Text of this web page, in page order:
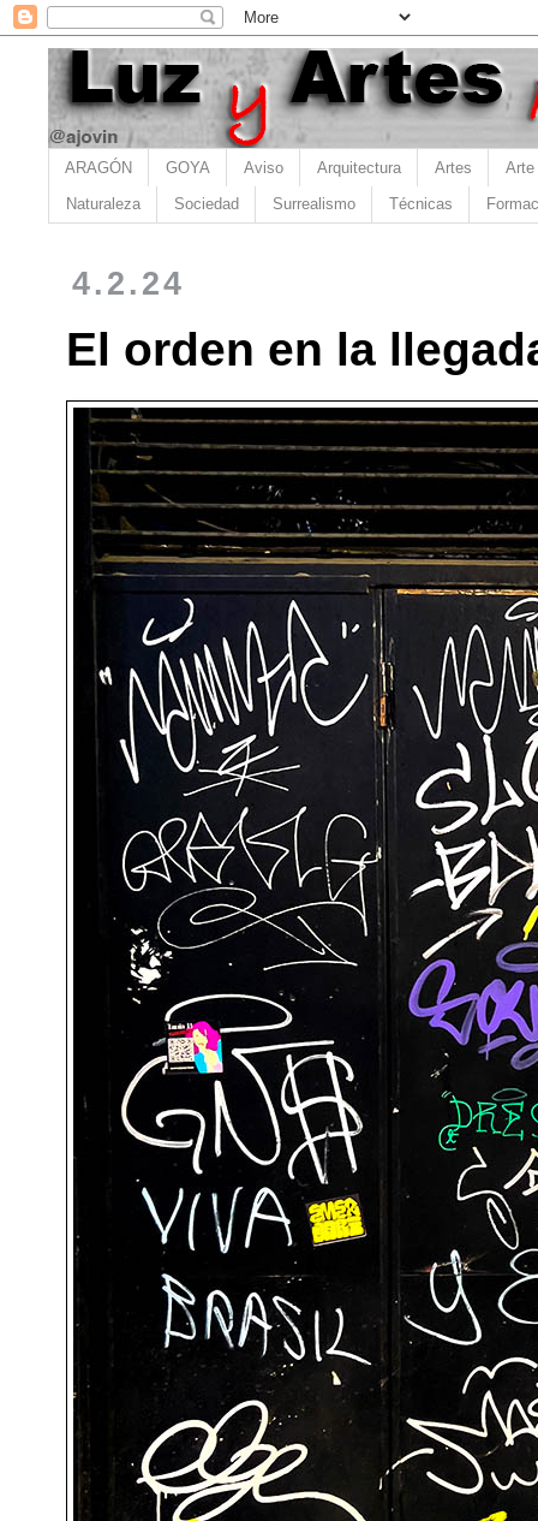
ARAGÓN GOYA Aviso Arquitectura Artes Arte
Naturaleza Sociedad Surrealismo Técnicas
4.2.24
El orden en la